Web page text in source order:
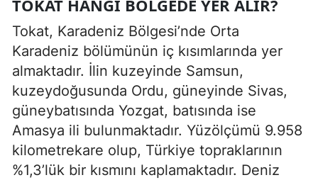
TOKAT HANGI BÖLGEDE YER ALIR?
Tokat, Karadeniz Bölgesi’nde Orta
Karadeniz bölümünün iç kısımlarında yer
almaktadır. İlin kuzeyinde Samsun,
kuzeydoğusunda Ordu, güneyinde Sivas,
güneybatısında Yozgat, batısında ise
Amasya ili bulunmaktadır. Yüzölçümü 9.958
kilometrekare olup, Türkiye topraklarının
%1,3’lük bir kısmını kaplamaktadır. Deniz